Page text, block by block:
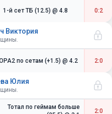
1-й сет ТБ (12.5) @ 4.8 0:2
Виктория
по сетам (+1.5) @ 4.2 2:0
Юлия
Тотал по геймам больше
2:0